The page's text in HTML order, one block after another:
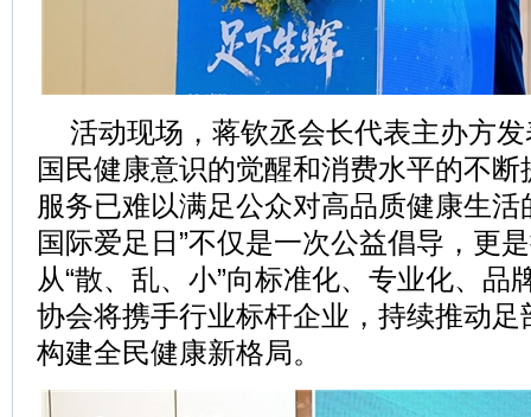
活动现场，蒋钦丞会长代表主办方
国民健康意识的觉醒和消费水平的不
服务已难以满足公众对高品质健康生活
国际爱足日”不仅是一次公益倡导，更
从“散、乱、小”向标准化、专业化、品
协会将携手行业标杆企业，持续推动
构建全民健康新格局。